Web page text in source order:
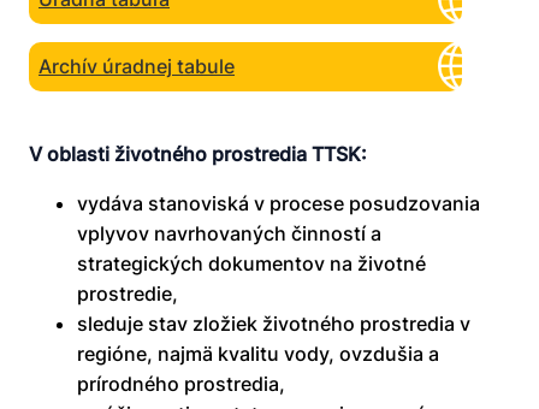
Archív úradnej tabule
V oblasti životného prostredia TTSK:
vydáva stanoviská v procese posudzovania
vplyvov navrhovaných činností a
strategických dokumentov na životné
prostredie,
sleduje stav zložiek životného prostredia v
regióne, najmä kvalitu vody, ovzdušia a
prírodného prostredia,